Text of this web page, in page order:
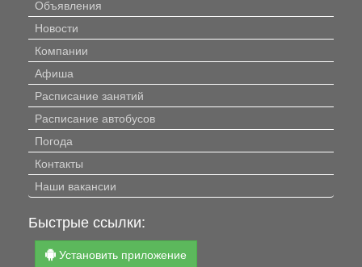
Объявления
Новости
Компании
Афиша
Расписание занятий
Расписание автобусов
Погода
Контакты
Наши вакансии
Быстрые ссылки:
Установить приложение